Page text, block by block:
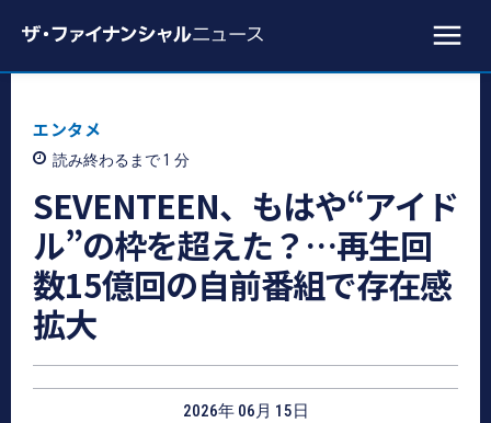
エンタメ
読み終わるまで 1 分
SEVENTEEN、もはや“アイド
ル”の枠を超えた？…再生回
数15億回の自前番組で存在感
拡大
2026年 06月 15日